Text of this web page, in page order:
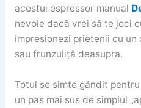
acestui espressor manual
nevoie dacă vrei să te joci
impresionezi prietenii cu
sau frunzuliță deasupra.
Totul se simte gândit
un pas mai sus de simplul